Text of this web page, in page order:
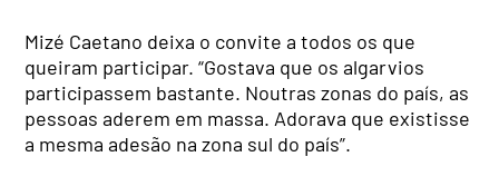
Mizé Caetano deixa o convite a todos os que
queiram participar. “Gostava que os algarvios
participassem bastante. Noutras zonas do país, as
pessoas aderem em massa. Adorava que existisse
a mesma adesão na zona sul do país”.